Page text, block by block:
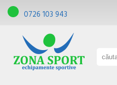
0726 103 943
Pardoseli sportive